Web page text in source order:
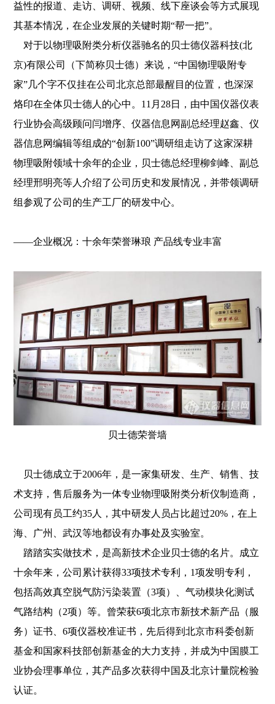
益性的报道、走访、调研、视频、线下座谈会等方式展现
其基本情况，在企业发展的关键时期“帮一把”。
对于以物理吸附类分析仪器驰名的贝士德仪器科技(北
京)有限公司（下简称贝士德）来说，“中国物理吸附专
家”几个字不仅挂在公司北京总部最醒目的位置，也深深
烙印在全体贝士德人的心中。11月28日，由中国仪器仪表
行业协会高级顾问闫增序、仪器信息网副总经理赵鑫、仪
器信息网编辑等组成的“创新100”调研组走访了这家深耕
物理吸附领域十余年的企业，贝士德总经理柳剑峰、副总
经理邢明亮等人介绍了公司历史和发展情况，并带领调研
组参观了公司的生产工厂的研发中心。
——企业概况：十余年荣誉琳琅 产品线专业丰富
贝士德荣誉墙
贝士德成立于2006年，是一家集研发、生产、销售、技
术支持，售后服务为一体专业物理吸附类分析仪制造商，
公司现有员工约35人，其中研发人员占比超过20%，在上
海、广州、武汉等地都设有办事处及实验室。
踏踏实实做技术，是高新技术企业贝士德的名片。成立
十余年来，公司累计获得33项技术专利，1项发明专利，
包括高效真空脱气防污染装置（3项）、气动模块化测试
气路结构（2项）等。曾荣获6项北京市新技术新产品（服
务）证书、6项仪器校准证书，先后得到北京市科委创新
基金和国家科技部创新基金的大力支持，并成为中国膜工
业协会理事单位，其产品多次获得中国及北京计量院检验
认证。